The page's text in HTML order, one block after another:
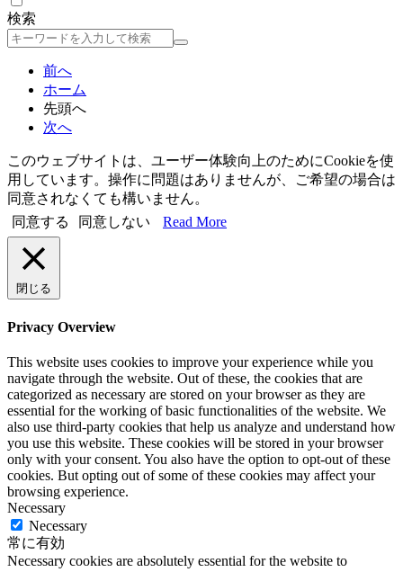
検索
検
前へ
ホーム
先頭へ
次へ
このウェブサイトは、ユーザー体験向上のためにCookieを使
用しています。操作に問題はありませんが、ご希望の場合は
同意されなくても構いません。
同意する
同意しない Read More
閉じる
Privacy Overview
This website uses cookies to improve your experience while you
navigate through the website. Out of these, the cookies that are
categorized as necessary are stored on your browser as they are
essential for the working of basic functionalities of the website. We
also use third-party cookies that help us analyze and understand how
you use this website. These cookies will be stored in your browser
only with your consent. You also have the option to opt-out of these
cookies. But opting out of some of these cookies may affect your
browsing experience.
Necessary
Necessary
常に有効
Necessary cookies are absolutely essential for the website to